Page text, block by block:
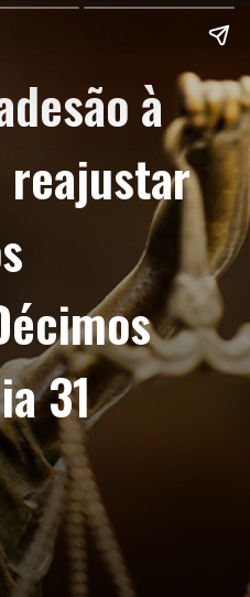
à
reajustar
31